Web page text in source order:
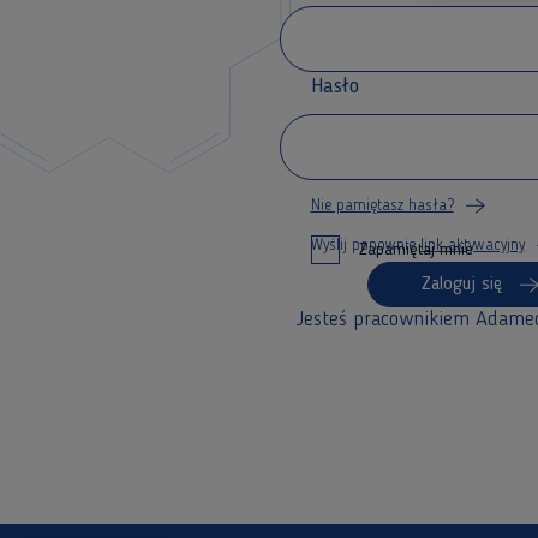
Hasło
Nie pamiętasz hasła?
Wyślij ponownie link aktywacyjny
Zapamiętaj mnie
Zaloguj się
Jesteś pracownikiem